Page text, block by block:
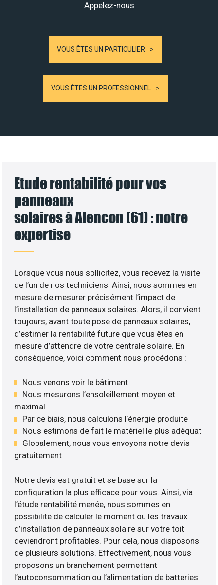
Appelez-nous
VOUS ÊTES UN PARTICULIER
VOUS ÊTES UN PROFESSIONNEL
Etude rentabilité pour vos
panneaux
solaires à Alencon (61) : notre
expertise
Lorsque vous nous sollicitez, vous recevez la visite
de l’un de nos techniciens. Ainsi, nous sommes en
mesure de mesurer précisément l’impact de
l’installation de panneaux solaires. Alors, il convient
toujours, avant toute pose de panneaux solaires,
d’estimer la rentabilité future que vous êtes en
mesure d’attendre de votre centrale solaire. En
conséquence, voici comment nous procédons :
Nous venons voir le bâtiment
Nous mesurons l’ensoleillement moyen et
maximal
Par ce biais, nous calculons l’énergie produite
Nous estimons de fait le matériel le plus adéquat
Globalement, nous vous envoyons notre devis
gratuitement
Notre devis est gratuit et se base sur la
configuration la plus efficace pour vous. Ainsi, via
l’étude rentabilité menée, nous sommes en
possibilité de calculer le moment où les travaux
d’installation de panneaux solaire sur votre toit
deviendront profitables. Pour cela, nous disposons
de plusieurs solutions. Effectivement, nous vous
proposons un branchement permettant
l’autoconsommation ou l’alimentation de batteries